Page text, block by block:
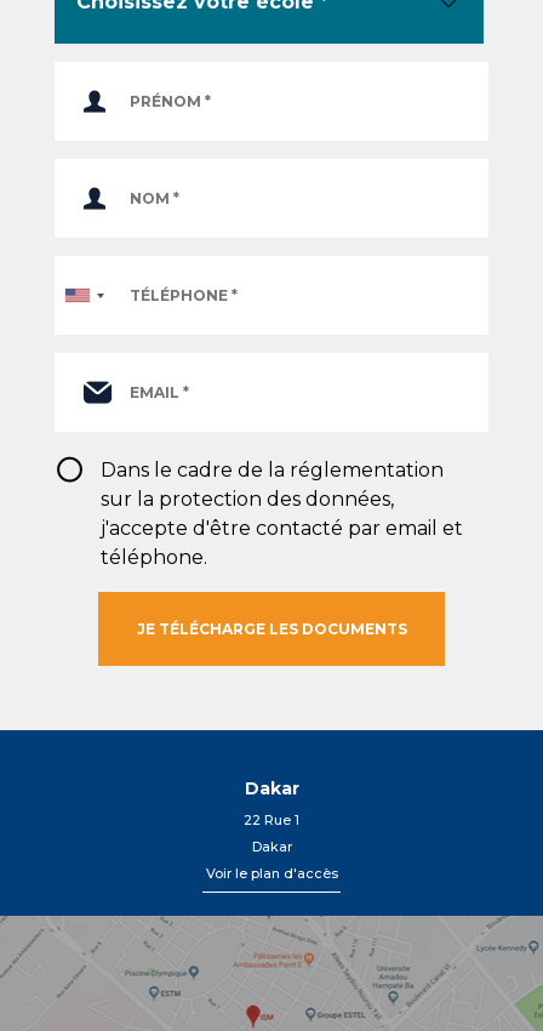
RGPD*
Dans le cadre de la réglementation
sur la protection des données,
j'accepte d'être contacté par email et
téléphone.
Dakar
22 Rue 1
Dakar
Voir le plan d'accès